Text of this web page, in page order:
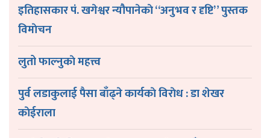
इतिहासकार पं. खगेश्वर न्यौपानेकाे “अनुभव र दृष्टि” पुस्तक
विमाेचन
लुतो फाल्नुकाे महत्त्व
पुर्व लडाकुलाई पैसा बाँढ्ने कार्यकाे विराेध : डा शेखर
काेईराला